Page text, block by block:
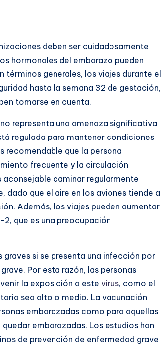
deben ser cuidadosamente
hormonales del embarazo pueden
términos generales, los viajes durante el
hasta la semana 32 de gestación,
tomarse en cuenta.
representa una amenaza significativa
regulada para mantener condiciones
recomendable que la persona
frecuente y la circulación
aconsejable caminar regularmente
dado que el aire en los aviones tiende a
Además, los viajes pueden aumentar
que es una preocupación
si se presenta una infección por
Por esta razón, las personas
la exposición a este virus, como el
sea alto o medio. La vacunación
embarazadas como para aquellas
embarazadas. Los estudios han
de prevención de enfermedad grave